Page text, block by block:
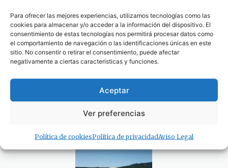
Para ofrecer las mejores experiencias, utilizamos tecnologías como las
cookies para almacenar y/o acceder a la información del dispositivo. El
consentimiento de estas tecnologías nos permitirá procesar datos como
el comportamiento de navegación o las identificaciones únicas en este
sitio. No consentir o retirar el consentimiento, puede afectar
negativamente a ciertas características y funciones.
Aceptar
Ver preferencias
Política de cookiesPolítica de privacidadAviso Legal
La pesadilla eléctrica de Bolonia se repite por tercer